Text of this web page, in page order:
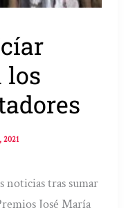
los
2021
noticias tras sumar
José María